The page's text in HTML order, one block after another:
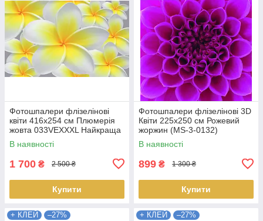
Фотошпалери флізелінові
квіти 416x254 см Плюмерія
жовта 033VEXXXL Найкраща
якість
В наявності
1 700 ₴ 2 500 ₴
Купити
Фотошпалери флізелінові 3D
Квіти 225х250 см Рожевий
жоржин (MS-3-0132)
Найкраща якість
В наявності
899 ₴ 1 300 ₴
Купити
+ КЛЕЙ
–27%
+ КЛЕЙ
–27%